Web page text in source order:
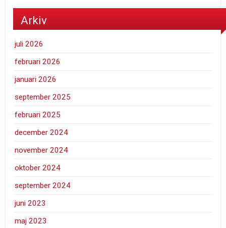
Arkiv
juli 2026
februari 2026
januari 2026
september 2025
februari 2025
december 2024
november 2024
oktober 2024
september 2024
juni 2023
maj 2023